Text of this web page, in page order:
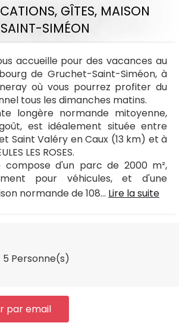
GÎTES, MAISON
SIMÉON
accueille pour des vacances au
de Gruchet-Saint-Siméon, à
où vous pourrez profiter du
tous les dimanches matins.
longère normande mitoyenne,
est idéalement située entre
Saint Valéry en Caux (13 km) et à
LES ROSES.
compose d'un parc de 2000 m²,
pour véhicules, et d'une
normande de 108... Lire la suite
5 Personne(s)
par email